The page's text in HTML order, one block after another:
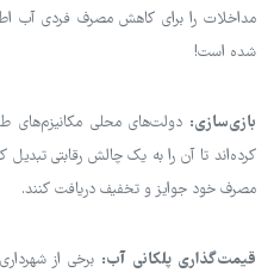
مداخلات را برای کاهش مصرف فردی آب
شده است!
بازی‌سازی: دولت‌های محلی مکانیزم‌های
کرده‌اند تا آن را به یک چالش رقابتی
مصرف خود جوایز و تخفیف دریافت کنند.
قیمت‌گذاری پلکانی آب: برخی از